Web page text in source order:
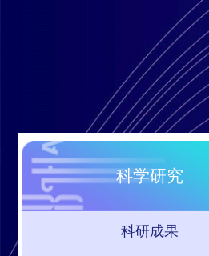
科学研究
科研成果